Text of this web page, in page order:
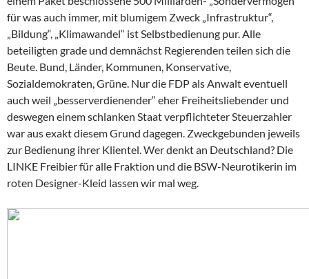
für was auch immer, mit blumigem Zweck „Infrastruktur“,
„Bildung“, „Klimawandel“ ist Selbstbedienung pur. Alle
beteiligten grade und demnächst Regierenden teilen sich die
Beute. Bund, Länder, Kommunen, Konservative,
Sozialdemokraten, Grüne. Nur die FDP als Anwalt eventuell
auch weil „besserverdienender“ eher Freiheitsliebender und
deswegen einem schlanken Staat verpflichteter Steuerzahler
war aus exakt diesem Grund dagegen. Zweckgebunden jeweils
zur Bedienung ihrer Klientel. Wer denkt an Deutschland? Die
LINKE Freibier für alle Fraktion und die BSW-Neurotikerin im
roten Designer-Kleid lassen wir mal weg.